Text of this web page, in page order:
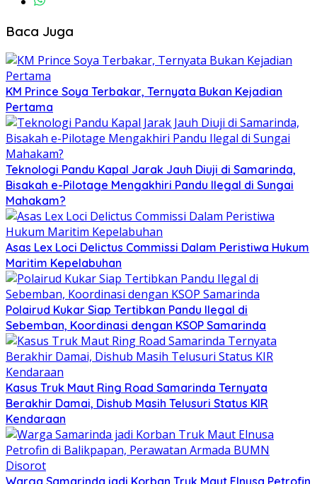
Baca Juga
KM Prince Soya Terbakar, Ternyata Bukan Kejadian
Pertama
Teknologi Pandu Kapal Jarak Jauh Diuji di Samarinda,
Bisakah e-Pilotage Mengakhiri Pandu Ilegal di Sungai
Mahakam?
Asas Lex Loci Delictus Commissi Dalam Peristiwa Hukum
Maritim Kepelabuhan
Polairud Kukar Siap Tertibkan Pandu Ilegal di
Sebemban, Koordinasi dengan KSOP Samarinda
Kasus Truk Maut Ring Road Samarinda Ternyata
Berakhir Damai, Dishub Masih Telusuri Status KIR
Kendaraan